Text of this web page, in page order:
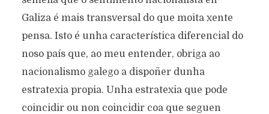
Galiza é mais transversal do que moita xente
pensa. Isto é unha característica diferencial do
noso país que, ao meu entender, obriga ao
nacionalismo galego a dispoñer dunha
estratexia propia. Unha estratexia que pode
coincidir ou non coincidir coa que seguen